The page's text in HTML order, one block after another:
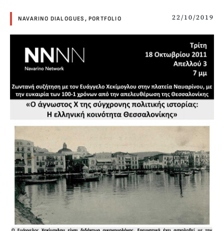
NAVARINO DIALOGUES ,PORTFOLIO 22/10/2019